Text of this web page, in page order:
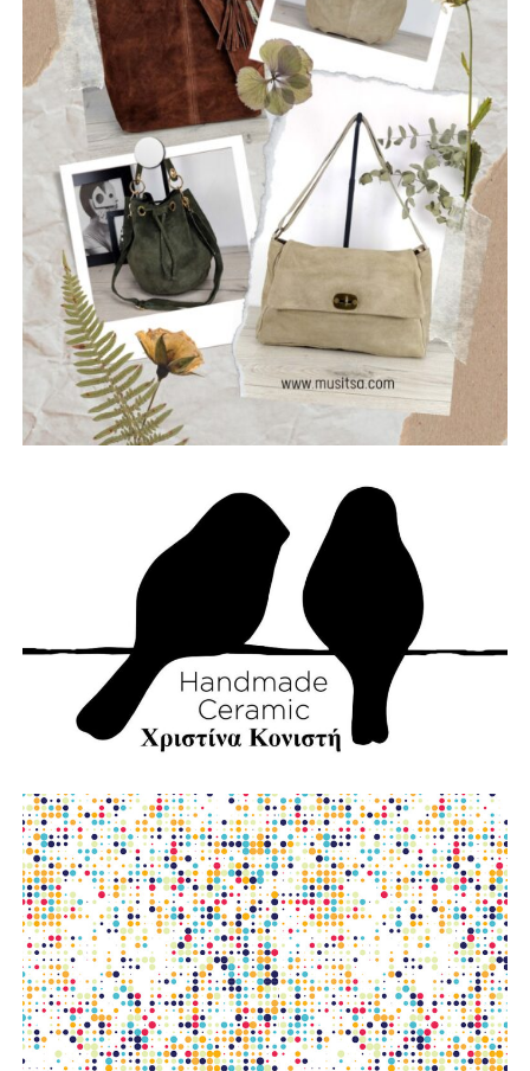
ρωγμές της καθημερινότητας. Με ήχο που ισορροπεί
ανάμεσα στο εναλλακτικό ροκ, τον ελληνικό στίχο και την
ωμή ενέργεια της σκηνής, οι Ρωγμές δημιουργούν
μουσική που μιλά για την κοινωνία, τις εσωτερικές μάχες
και την ανάγκη για αλήθεια.
Μέλη του συγκροτήματος: Ανδρεόπουλος Αντώνης –
Φωνή & Κιθάρα, Σαράντης Δημήτρης – Κιθάρα, Νικολάου
Θωμάς – Μπάσο, Μηλιώνης Γρηγόρης – Τύμπανα.